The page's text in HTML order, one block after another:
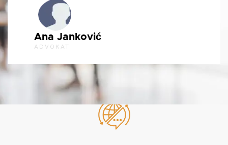
Ana Janković
ADVOKAT